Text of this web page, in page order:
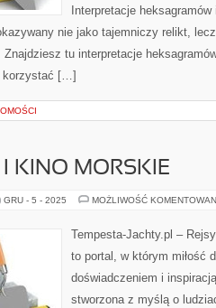
Interpretacje
nie jako tajemniczy relikt,
tu interpretacje
korzystać […]
I KINO MORSKIE
GRU - 5 - 2025 MOŻLIWOŚĆ
Tempesta-Jachty.pl –
to portal, w którym miłość
doświadczeniem i
stworzona z myślą o